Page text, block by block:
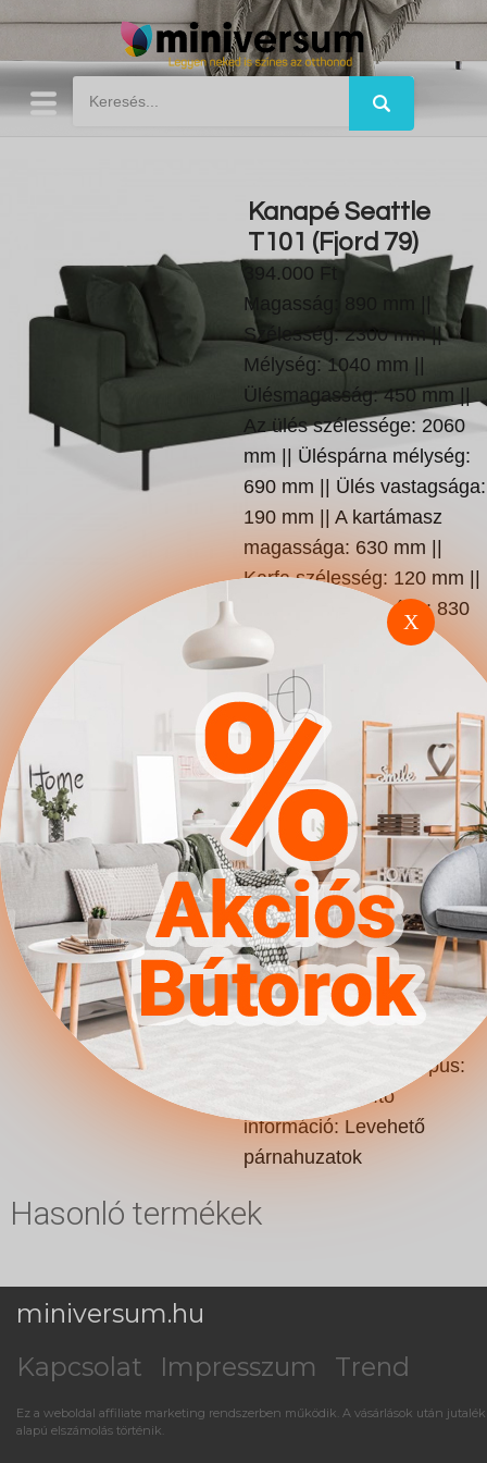
Kanapé Seattle
T101 (Fjord 79)
394.000 Ft
Magasság: 890 mm ||
Szélesség: 2300 mm ||
Mélység: 1040 mm ||
Ülésmagasság: 450 mm ||
Az ülés szélessége: 2060
mm || Üléspárna mélység:
690 mm || Ülés vastagsága:
190 mm || A kartámasz
magassága: 630 mm ||
Karfa szélesség: 120 mm ||
Kartámasz mélysége: 830
mm || Háttámla
magassága: 450 mm ||
Háttámla vastagsága: 150
mm || Alvás funkció: Nem ||
Lábak: Fém ||
Lábmagasság: 180 mm ||
Súly: 81 kg ||
Ágyneműtartó: Nem ||
Rugó: Nem || Szín:
Sötétzöld || Anyagok: Kárpit
|| Ellenállóság: 40000
Martindale - ciklus ||
Ágytest anyaga: Laminált
anyaga: Fa || Anyagtípus:
Acél || Kiegészítő
információ: Levehető
párnahuzatok
Hasonló termékek
miniversum.hu
Kapcsolat
Impresszum Trend
Ez a weboldal affiliate marketing rendszerben működik. A vásárlások után jutalék
alapú elszámolás történik.
X